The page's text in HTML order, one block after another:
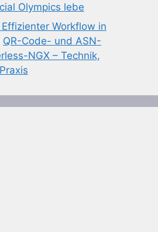
Olympics lebe
Workflow in
QR-Code- und ASN-
NGX – Technik,